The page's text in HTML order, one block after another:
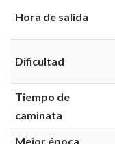
Hora de salida
Dificultad
Tiempo de
caminata
Mejor época